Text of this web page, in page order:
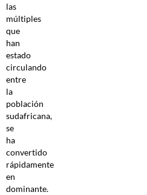
las
múltiples
que
han
estado
circulando
entre
la
población
sudafricana,
se
ha
convertido
rápidamente
en
dominante.